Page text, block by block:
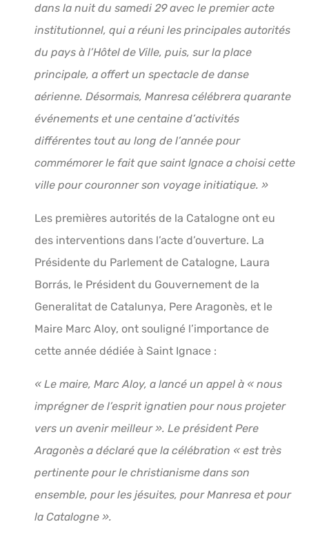
dans la nuit du samedi 29 avec le premier acte
institutionnel, qui a réuni les principales autorités
du pays à l’Hôtel de Ville, puis, sur la place
principale, a offert un spectacle de danse
aérienne. Désormais, Manresa célébrera quarante
événements et une centaine d’activités
différentes tout au long de l’année pour
commémorer le fait que saint Ignace a choisi cette
ville pour couronner son voyage initiatique. »
Les premières autorités de la Catalogne ont eu
des interventions dans l’acte d’ouverture. La
Présidente du Parlement de Catalogne, Laura
Borrás, le Président du Gouvernement de la
Generalitat de Catalunya, Pere Aragonès, et le
Maire Marc Aloy, ont souligné l’importance de
cette année dédiée à Saint Ignace :
« Le maire, Marc Aloy, a lancé un appel à « nous
imprégner de l’esprit ignatien pour nous projeter
vers un avenir meilleur ». Le président Pere
Aragonès a déclaré que la célébration « est très
pertinente pour le christianisme dans son
ensemble, pour les jésuites, pour Manresa et pour
la Catalogne ».